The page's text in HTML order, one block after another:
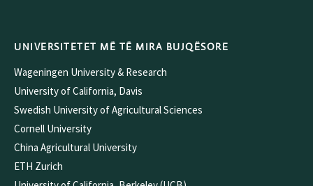
UNIVERSITETET MË TË MIRA BUJQËSORE
Wageningen University & Research
University of California, Davis
Swedish University of Agricultural Sciences
Cornell University
China Agricultural University
ETH Zurich